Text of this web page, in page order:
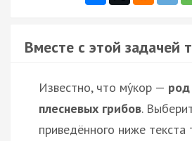
Вместе с этой задачей
Известно, что му́кор —
плесневых грибов.
приведённого ниже текста